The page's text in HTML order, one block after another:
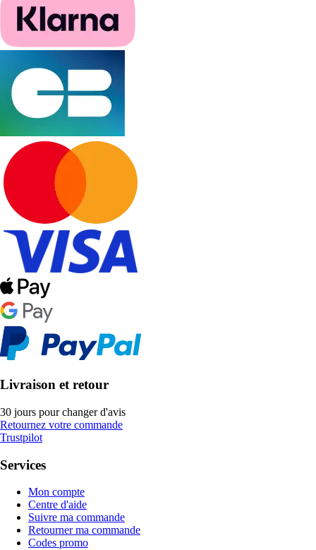
Livraison et retour
30 jours pour changer d'avis
Retournez votre commande
Trustpilot
Services
Mon compte
Centre d'aide
Suivre ma commande
Retourner ma commande
Codes promo